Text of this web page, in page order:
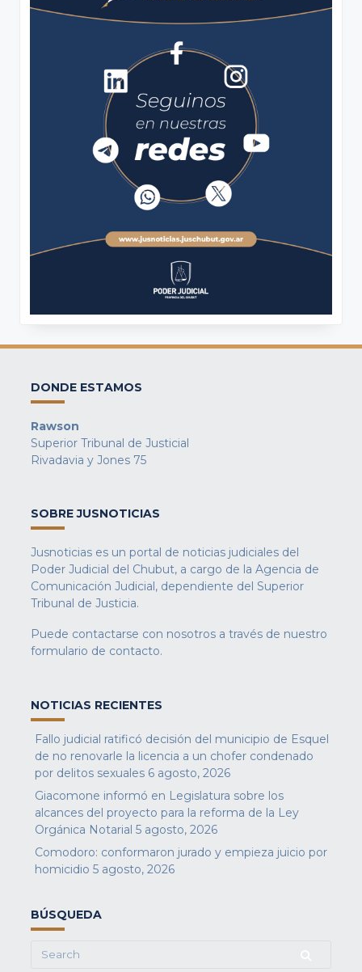
DONDE ESTAMOS
Rawson
Superior Tribunal de Justicial
Rivadavia y Jones 75
SOBRE JUSNOTICIAS
Jusnoticias es un portal de noticias judiciales del
Poder Judicial del Chubut, a cargo de la Agencia de
Comunicación Judicial, dependiente del Superior
Tribunal de Justicia.
Puede contactarse con nosotros a través de nuestro
formulario de contacto.
NOTICIAS RECIENTES
Fallo judicial ratificó decisión del municipio de Esquel
de no renovarle la licencia a un chofer condenado
por delitos sexuales 6 agosto, 2026
Giacomone informó en Legislatura sobre los
alcances del proyecto para la reforma de la Ley
Orgánica Notarial 5 agosto, 2026
Comodoro: conformaron jurado y empieza juicio por
homicidio 5 agosto, 2026
BÚSQUEDA
Search